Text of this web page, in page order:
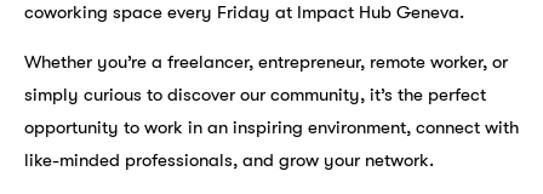
coworking space every Friday at Impact Hub Geneva.
Whether you’re a freelancer, entrepreneur, remote worker, or
simply curious to discover our community, it’s the perfect
opportunity to work in an inspiring environment, connect with
like-minded professionals, and grow your network.